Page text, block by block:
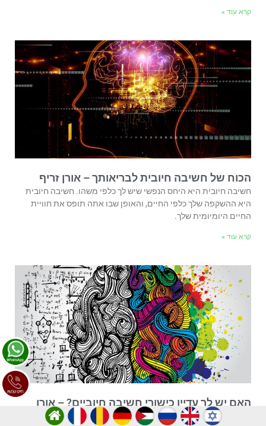
קרא עוד »
הכוח של חשיבה חיובית לבריאותך – אורן זריף
חשיבה חיובית היא היחס הנפשי שיש לך כלפי משהו. חשיבה חיובית
היא ההשקפה שלך כלפי החיים, והאופן שבו אתה תופס את חוויית
החיים היומיומית שלך.
קרא עוד »
האם יש לך עדיין כישורי חשיבה חיוביים? – אורן